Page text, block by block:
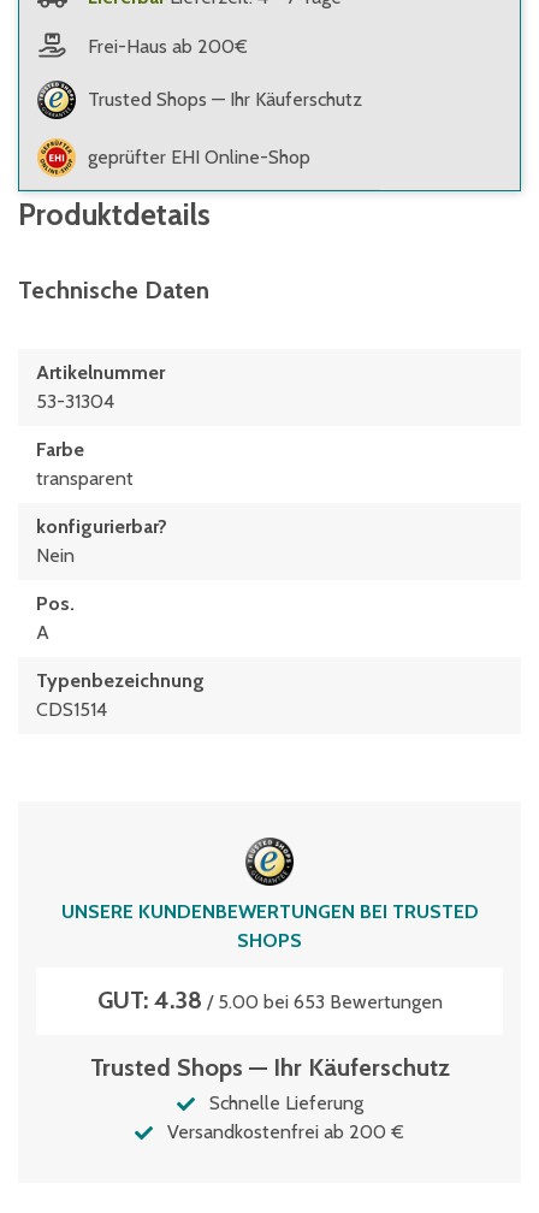
Frei-Haus ab 200€
Trusted Shops — Ihr Käuferschutz
geprüfter EHI Online-Shop
Produktdetails
Technische Daten
Artikelnummer
53-31304
Farbe
transparent
konfigurierbar?
Nein
Pos.
A
Typenbezeichnung
CDS1514
UNSERE KUNDENBEWERTUNGEN BEI TRUSTED
SHOPS
GUT: 4.38 / 5.00 bei 653 Bewertungen
Trusted Shops — Ihr Käuferschutz
Schnelle Lieferung
Versandkostenfrei ab 200 €